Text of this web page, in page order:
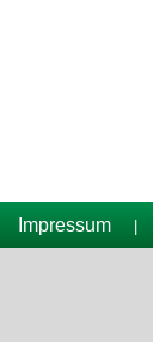
Impressum